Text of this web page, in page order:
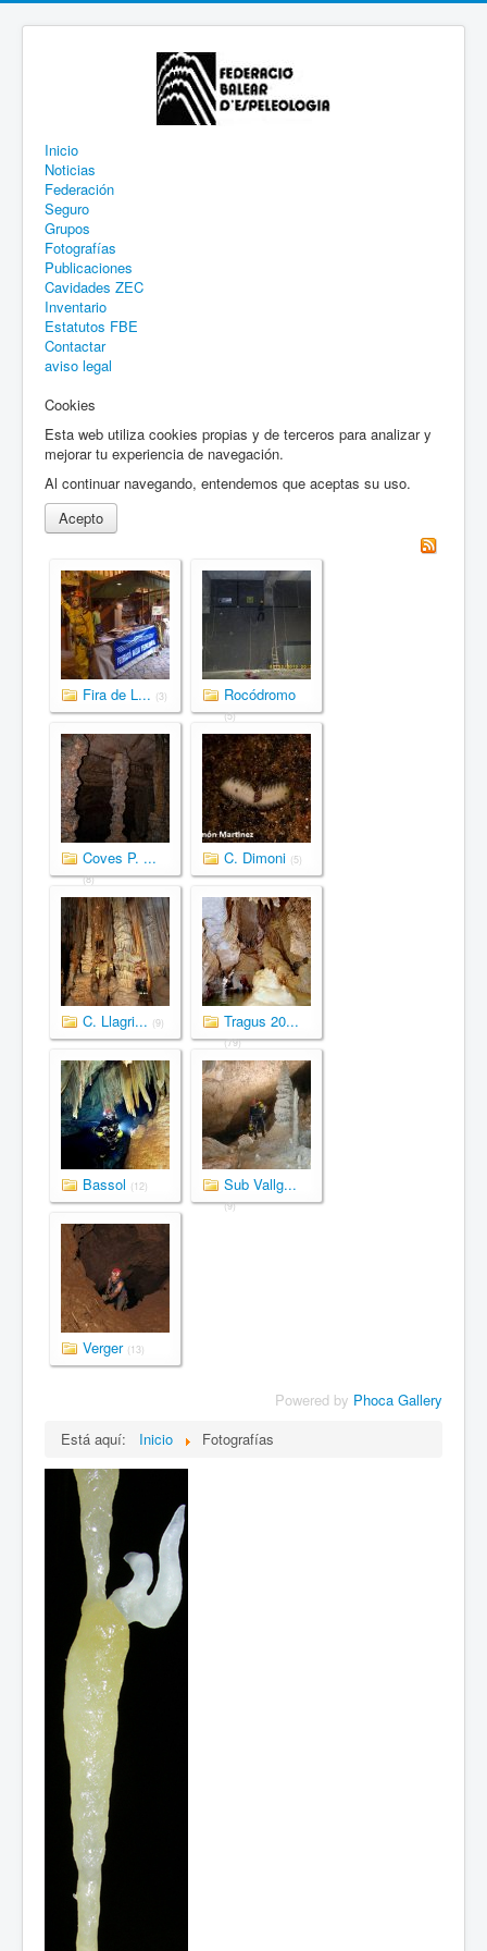
Inicio
Noticias
Federación
Seguro
Grupos
Fotografías
Publicaciones
Cavidades ZEC
Inventario
Estatutos FBE
Contactar
aviso legal
Cookies
Esta web utiliza cookies propias y de terceros para analizar y
mejorar tu experiencia de navegación.
Al continuar navegando, entendemos que aceptas su uso.
Acepto
Fira de L... (3) Rocódromo
(5)
Coves P. ...
(8)
C. Dimoni (5)
C. Llagri... (9) Tragus 20...
(79)
Bassol (12) Sub Vallg...
(9)
Verger (13)
Powered by Phoca Gallery
Está aquí:
Inicio Fotografías